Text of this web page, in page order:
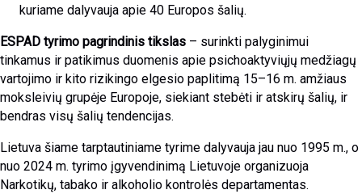
kuriame dalyvauja apie 40 Europos šalių.
ESPAD tyrimo pagrindinis tikslas – surinkti palyginimui
tinkamus ir patikimus duomenis apie psichoaktyviųjų medžiagų
vartojimo ir kito rizikingo elgesio paplitimą 15–16 m. amžiaus
moksleivių grupėje Europoje, siekiant stebėti ir atskirų šalių, ir
bendras visų šalių tendencijas.
Lietuva šiame tarptautiniame tyrime dalyvauja jau nuo 1995 m., o
nuo 2024 m. tyrimo įgyvendinimą Lietuvoje organizuoja
Narkotikų, tabako ir alkoholio kontrolės departamentas.